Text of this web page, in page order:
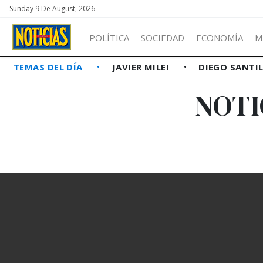
Sunday 9 De August, 2026
POLÍTICA SOCIEDAD ECONOMÍA
TEMAS DEL DÍA JAVIER MILEI DIEGO